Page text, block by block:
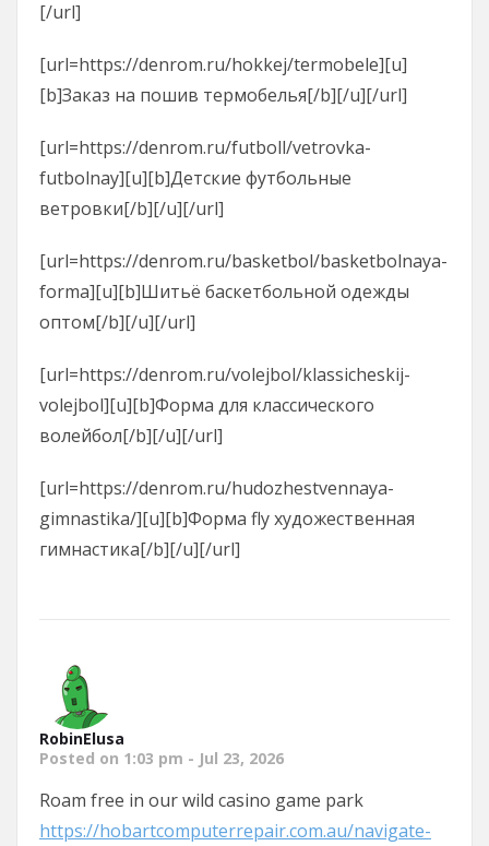
[/url]
[url=https://denrom.ru/hokkej/termobele][u]
[b]Заказ на пошив термобелья[/b][/u][/url]
[url=https://denrom.ru/futboll/vetrovka-
futbolnay][u][b]Детские футбольные
ветровки[/b][/u][/url]
[url=https://denrom.ru/basketbol/basketbolnaya-
forma][u][b]Шитьё баскетбольной одежды
оптом[/b][/u][/url]
[url=https://denrom.ru/volejbol/klassicheskij-
volejbol][u][b]Форма для классического
волейбол[/b][/u][/url]
[url=https://denrom.ru/hudozhestvennaya-
gimnastika/][u][b]Форма fly художественная
гимнастика[/b][/u][/url]
RobinElusa
Posted on 1:03 pm - Jul 23, 2026
Roam free in our wild casino game park
https://hobartcomputerrepair.com.au/navigate-